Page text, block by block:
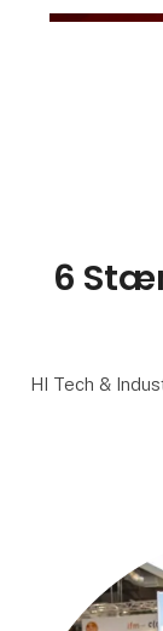
6
HI Tech &